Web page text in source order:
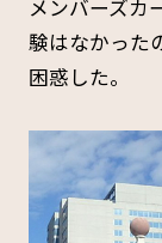
メンバーズカ
験はなかった
困惑した。